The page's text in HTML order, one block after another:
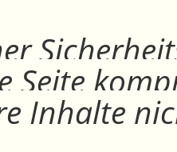
Seite
Inhalte